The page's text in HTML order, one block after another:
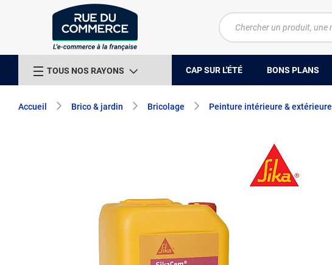
TOUS NOS RAYONS CAP SUR L'ÉTÉ BONS PLANS
Accueil Brico & jardin Bricolage Peinture intérieure & extérieure